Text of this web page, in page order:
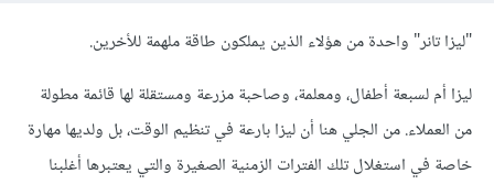
"ليزا تانر" واحدة من هؤلاء الذين يملكون طاقة ملهمة للأخرين.
ليزا أم لسبعة أطفال، ومعلمة، وصاحبة مزرعة ومستقلة لها قائمة مطولة
من العملاء. من الجلي هنا أن ليزا بارعة في تنظيم الوقت، بل ولديها مهارة
خاصة في استغلال تلك الفترات الزمنية الصغيرة والتي يعتبرها أغلبنا